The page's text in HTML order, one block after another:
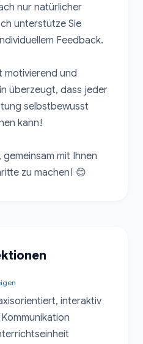
nur natürlicher
unterstütze Sie
Feedback.
motivierend und
überzeugt, dass jeder
selbstbewusst
kann!
mit Ihnen
zu machen! 😊
interaktiv